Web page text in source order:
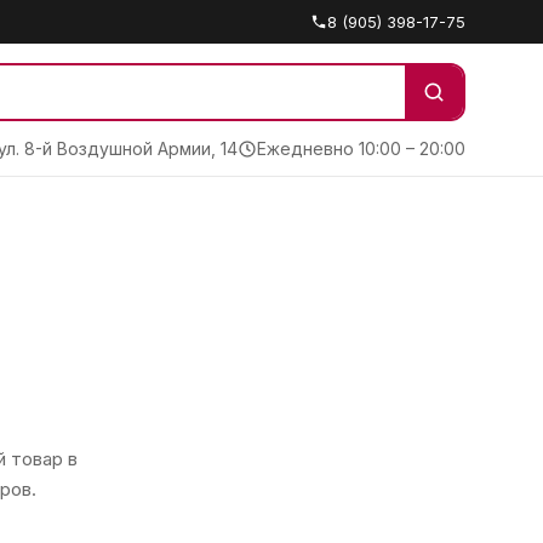
8 (905) 398-17-75
8-й Воздушной Армии, 14 Ежедневно 10:00 – 20:00
товар в